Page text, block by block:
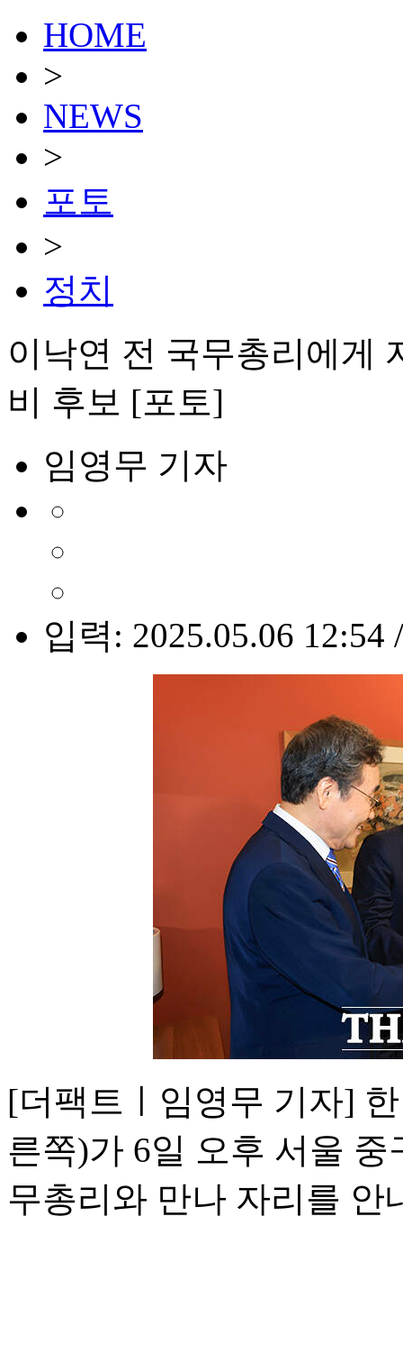
HOME
>
NEWS
>
포토
>
정치
이낙연 전 국무총리에게
비 후보 [포토]
임영무 기자
입력: 2025.05.06 12:54
[더팩트ㅣ임영무 기자]
른쪽)가 6일 오후 서울
무총리와 만나 자리를 안